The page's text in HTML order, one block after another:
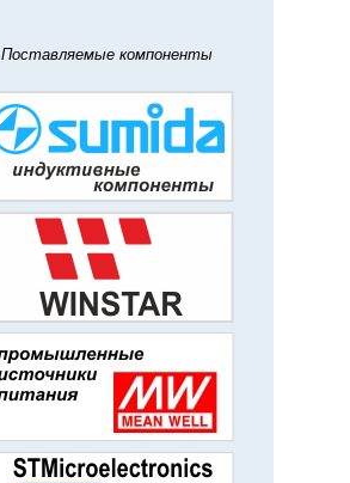
Поставляемые компоненты